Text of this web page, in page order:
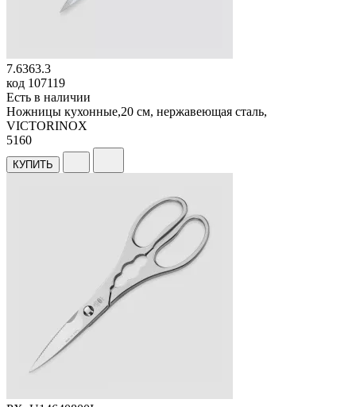
7.6363.3
код 107119
Есть в наличии
Ножницы кухонные,20 см, нержавеющая сталь,
VICTORINOX
5160
КУПИТЬ